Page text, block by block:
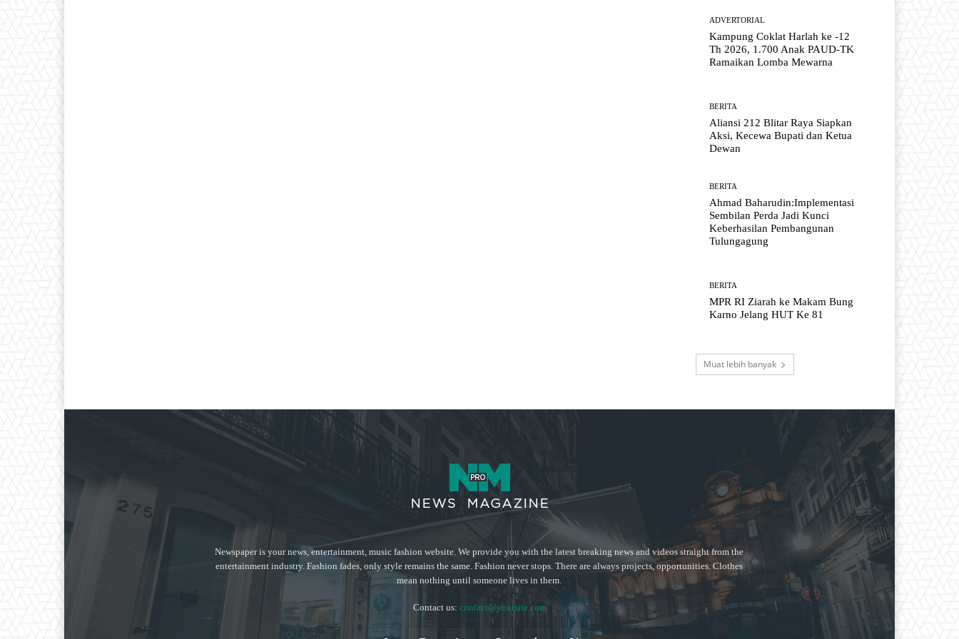
ADVERTORIAL
Kampung Coklat Harlah ke -12
Th 2026, 1.700 Anak PAUD-TK
Ramaikan Lomba Mewarna
BERITA
Aliansi 212 Blitar Raya Siapkan
Aksi, Kecewa Bupati dan Ketua
Dewan
BERITA
Ahmad Baharudin:Implementasi
Sembilan Perda Jadi Kunci
Keberhasilan Pembangunan
Tulungagung
BERITA
MPR RI Ziarah ke Makam Bung
Karno Jelang HUT Ke 81
Muat lebih banyak
Newspaper is your news, entertainment, music fashion website. We provide you with the latest breaking news and videos straight from the
entertainment industry. Fashion fades, only style remains the same. Fashion never stops. There are always projects, opportunities. Clothes
mean nothing until someone lives in them.
Contact us: contact@yoursite.com